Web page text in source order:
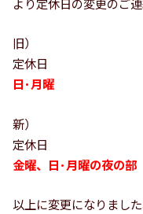
旧）
定休日
日･月曜
新）
定休日
金曜、日･月曜の夜の部
以上に変更になりまし